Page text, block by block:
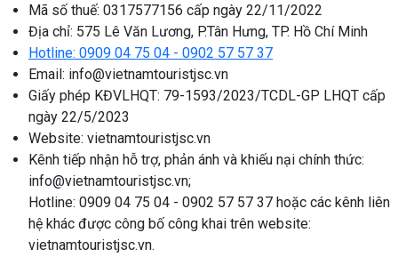
Mã số thuế: 0317577156 cấp ngày 22/11/2022
Địa chỉ: 575 Lê Văn Lương, P.Tân Hưng, TP. Hồ Chí Minh
Hotline: 0909 04 75 04 - 0902 57 57 37
Email: info@vietnamtouristjsc.vn
Giấy phép KĐVLHQT: 79-1593/2023/TCDL-GP LHQT cấp
ngày 22/5/2023
Website: vietnamtouristjsc.vn
Kênh tiếp nhận hỗ trợ, phản ánh và khiếu nại chính thức:
info@vietnamtouristjsc.vn;
Hotline: 0909 04 75 04 - 0902 57 57 37 hoặc các kênh liên
hệ khác được công bố công khai trên website:
vietnamtouristjsc.vn.